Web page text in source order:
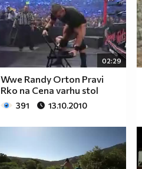
02:29
Wwe Randy Orton Pravi
Rko na Cena varhu stol
391 13.10.2010